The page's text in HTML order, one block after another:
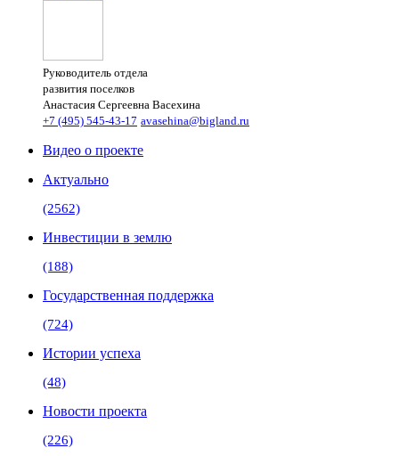
Руководитель отдела
развития поселков
Анастасия Сергеевна Васехина
+7 (495) 545-43-17 avasehina@bigland.ru
Видео о проекте
Актуально
(2562)
Инвестиции в землю
(188)
Государственная поддержка
(724)
Истории успеха
(48)
Новости проекта
(226)